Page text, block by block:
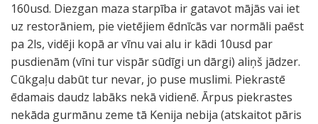
160usd. Diezgan maza starpība ir gatavot mājās vai iet
uz restorāniem, pie vietējiem ēdnīcās var normāli paēst
pa 2ls, vidēji kopā ar vīnu vai alu ir kādi 10usd par
pusdienām (vīni tur vispār sūdīgi un dārgi) aliņš jādzer.
Cūkgaļu dabūt tur nevar, jo puse muslimi. Piekrastē
ēdamais daudz labāks nekā vidienē. Ārpus piekrastes
nekāda gurmānu zeme tā Kenija nebija (atskaitot pāris